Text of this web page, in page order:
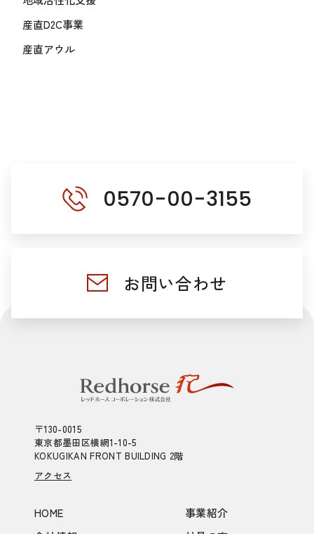
産直D2C事業
産直アウル
0570-00-3155
お問い合わせ
〒130-0015
東京都墨田区横網1-10-5
KOKUGIKAN FRONT BUILDING 2階
アクセス
HOME
事業紹介